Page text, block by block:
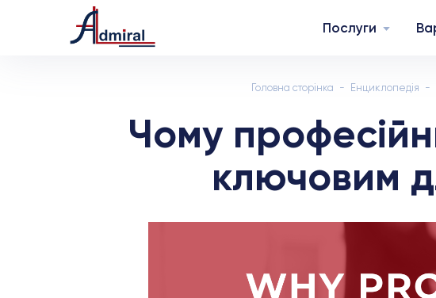
Послуги
Головна сторінка Енциклопедія
Чому
ключовим